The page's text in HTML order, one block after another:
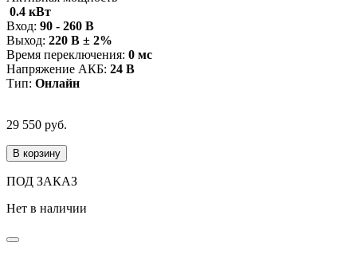
0.4 кВт
Вход: 90 - 260 В
Выход: 220 В ± 2%
Время переключения: 0 мс
Напряжение АКБ: 24 В
Тип: Онлайн
29 550 руб.
В корзину
ПОД ЗАКАЗ
Нет в наличии